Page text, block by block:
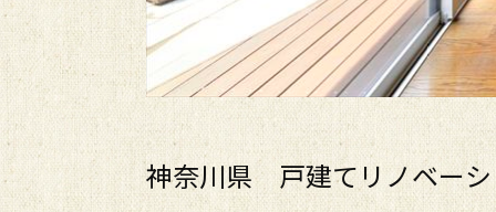
神奈川県 戸建てリノベー